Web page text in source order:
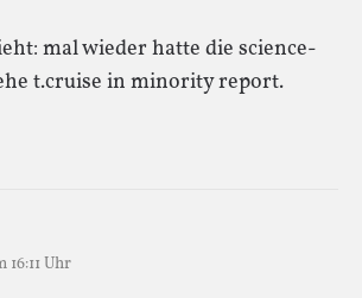
mal wieder hatte die science-
t.cruise in minority report.
Uhr